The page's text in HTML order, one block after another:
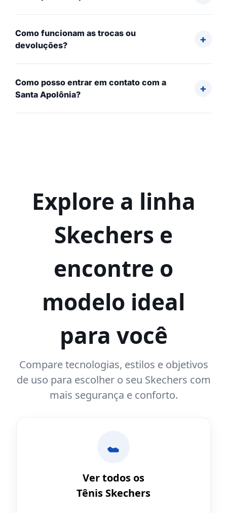
Como funcionam as trocas ou
devoluções?
Como posso entrar em contato com a
Santa Apolônia?
Explore a linha
Skechers e
encontre o
modelo ideal
para você
Compare tecnologias, estilos e objetivos
de uso para escolher o seu Skechers com
mais segurança e conforto.
Ver todos os
Tênis Skechers